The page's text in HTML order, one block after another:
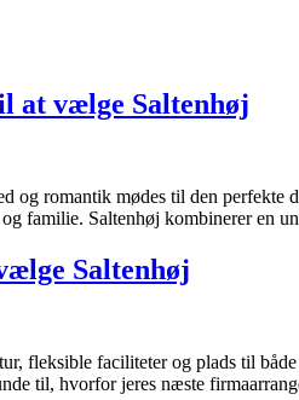
at vælge Saltenhøj
og romantik mødes til den
familie. Saltenhøj kombinerer en
Saltenhøj
fleksible faciliteter og plads til
til, hvorfor jeres næste